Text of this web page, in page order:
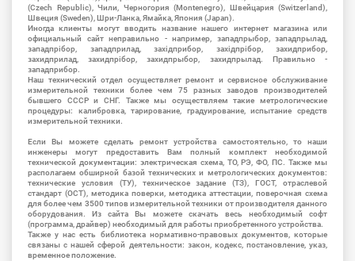
(Czech Republic), Чили, Черногория (Montenegro), Швейцария (Switzerland),
Швеция (Sweden), Шри-Ланка, Ямайка, Япония (Japan).
Иногда клиенты могут вводить название нашего интернет магазина или
официальный сайт неправильно - например, западпрыбор, западпрылад,
западпрібор, западприлад, західприбор, західпрібор, захидприбор,
захидприлад, захидпрібор, захидпрыбор, захидпрылад. Правильно -
западприбор.
Наш технический отдел осуществляет ремонт и сервисное обслуживание
измерительной техники более чем 75 разных заводов производителей
бывшего СССР и СНГ. Также мы осуществляем такие метрологические
процедуры: калибровка, тарирование, градуирование, испытание средств
измерительной техники.
Если Вы можете сделать ремонт устройства самостоятельно, то наши
инженеры могут предоставить Вам полный комплект необходимой
технической документации: электрическая схема, ТО, РЭ, ФО, ПС. Также мы
располагаем обширной базой технических и метрологических документов:
технические условия (ТУ), техническое задание (ТЗ), ГОСТ, отраслевой
стандарт (ОСТ), методика поверки, методика аттестации, поверочная схема
для более чем 3500 типов измерительной техники от производителя данного
оборудования. Из сайта Вы можете скачать весь необходимый софт
(программа, драйвер) необходимый для работы приобретенного устройства.
Также у нас есть библиотека нормативно-правовых документов, которые
связаны с нашей сферой деятельности: закон, кодекс, постановление, указ,
временное положение.